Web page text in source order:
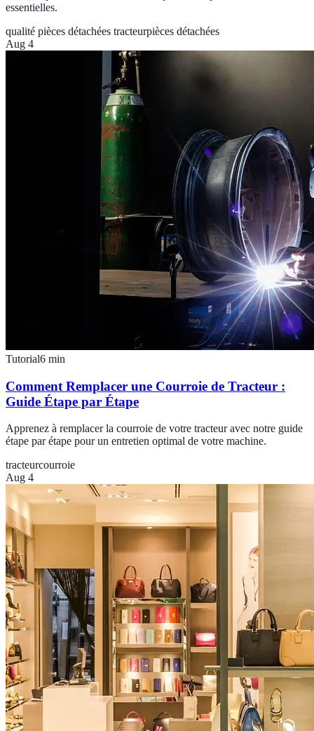
essentielles.
qualité pièces détachées tracteurpièces détachées
Aug 4
Tutorial6 min
Comment Remplacer une Courroie de Tracteur :
Guide Étape par Étape
Apprenez à remplacer la courroie de votre tracteur avec notre guide
étape par étape pour un entretien optimal de votre machine.
tracteurcourroie
Aug 4